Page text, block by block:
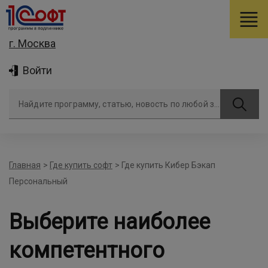
г. Москва
Войти
Главная > Где купить софт > Где купить Кибер Бэкап
Персональный
Выберите наиболее
компетентного